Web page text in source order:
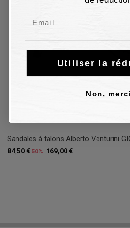
Sandales à talons Alberto Venturini
169,00 €
84,50 € 50%
Utiliser la
Non, merci